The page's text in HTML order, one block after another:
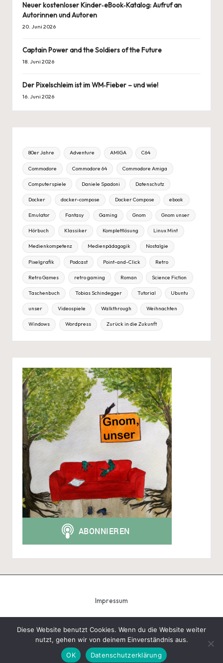
Neuer kostenloser Kinder‑eBook‑Katalog: Aufruf an
Autorinnen und Autoren
20. Juni 2026
Captain Power and the Soldiers of the Future
18. Juni 2026
Der Pixelschleim ist im WM‑Fieber – und wie!
16. Juni 2026
80er Jahre Adventure AMIGA C64
Commodore Commodore 64 Commodore Amiga
Computerspiele Daniele Spadoni Datenschutz
Docker docker-compose Docker Compose ebook
Emulator Fantasy Gaming Gnom Gnom unser
Hörbuch Klassiker Komplettlösung Linux Mint
Medienkompetenz Medienpädagogik Nostalgie
Pixelgrafik Podcast Point-and-Click Retro
Retro Games retro gaming Roman Science Fiction
Taschenbuch Tobias Schindegger Tutorial Ubuntu
unser Videospiele Walkthrough Weihnachten
Windows Wordpress Zurück in die Zukunft
Impressum
Copyright 2026 — Tobias Schindegger - Gugeli. All rights
reserved. Bloglo WordPress Theme
Diese Website benutzt Cookies. Wenn du die Website weiter
nutzt, gehen wir von deinem Einverständnis aus.
OK
Datenschutzerklärung